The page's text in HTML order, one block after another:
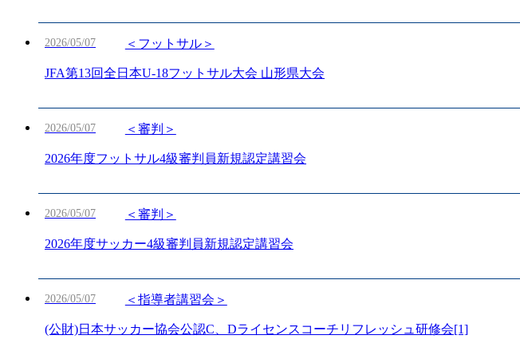
2026/05/07 ＜フットサル＞
JFA第13回全日本U-18フットサル大会 山形県大会
2026/05/07 ＜審判＞
2026年度フットサル4級審判員新規認定講習会
2026/05/07 ＜審判＞
2026年度サッカー4級審判員新規認定講習会
2026/05/07 ＜指導者講習会＞
(公財)日本サッカー協会公認C、Dライセンスコーチリフレッシュ研修会[1]